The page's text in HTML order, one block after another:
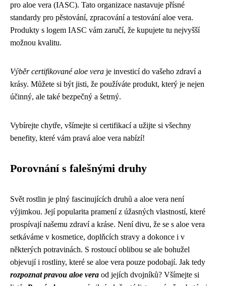
pro aloe vera (IASC). Tato organizace nastavuje přísné
standardy pro pěstování, zpracování a testování aloe vera.
Produkty s logem IASC vám zaručí, že kupujete tu nejvyšší
možnou kvalitu.
Výběr certifikované aloe vera je investicí do vašeho zdraví a
krásy. Můžete si být jisti, že používáte produkt, který je nejen
účinný, ale také bezpečný a šetrný.
Vybírejte chytře, všímejte si certifikací a užijte si všechny
benefity, které vám pravá aloe vera nabízí!
Porovnání s falešnými druhy
Svět rostlin je plný fascinujících druhů a aloe vera není
výjimkou. Její popularita pramení z úžasných vlastností, které
prospívají našemu zdraví a kráse. Není divu, že se s aloe vera
setkáváme v kosmetice, doplňcích stravy a dokonce i v
některých potravinách. S rostoucí oblibou se ale bohužel
objevují i ​​rostliny, které se aloe vera pouze podobají. Jak tedy
rozpoznat pravou aloe vera od jejích dvojníků? Všímejte si